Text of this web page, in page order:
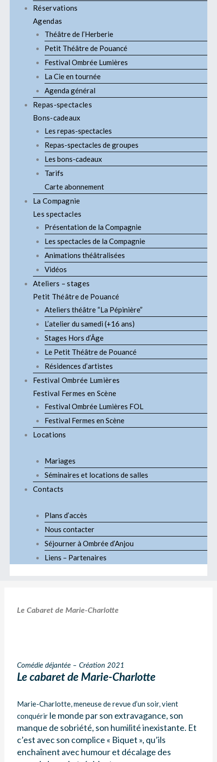
Réservations
Agendas
Théâtre de l’Herberie
Petit Théâtre de Pouancé
Festival Ombrée Lumières
La Cie en tournée
Agenda général
Repas-spectacles
Bons-cadeaux
Les repas-spectacles
Repas-spectacles de groupes
Les bons-cadeaux
Tarifs
Carte abonnement
La Compagnie
Les spectacles
Présentation de la Compagnie
Les spectacles de la Compagnie
Animations théâtralisées
Vidéos
Ateliers – stages
Petit Théâtre de Pouancé
Ateliers théâtre “La Pépinière”
L’atelier du samedi (+16 ans)
Stages Hors d’Âge
Le Petit Théâtre de Pouancé
Résidences d’artistes
Festival Ombrée Lumières
Festival Fermes en Scène
Festival Ombrée Lumières FOL
Festival Fermes en Scène
Locations
Mariages
Séminaires et locations de salles
Contacts
Plans d’accès
Nous contacter
Séjourner à Ombrée d’Anjou
Liens – Partenaires
Le Cabaret de Marie-Charlotte
Comédie déjantée – Création 2021
Le cabaret de Marie-Charlotte
Marie-Charlotte, meneuse de revue d’un soir, vient
conquérir le monde par son extravagance, son
manque de sobriété, son humilité inexistante. Et
c’est avec son complice « Biquet », qu’ils
enchaînent avec humour et décalage des